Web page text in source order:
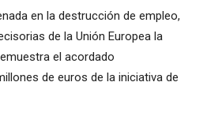
en la destrucción de empleo,
de la Unión Europea la
el acordado
de euros de la iniciativa de